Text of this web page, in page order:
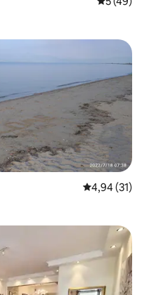
Priemerné
4,94 (31)